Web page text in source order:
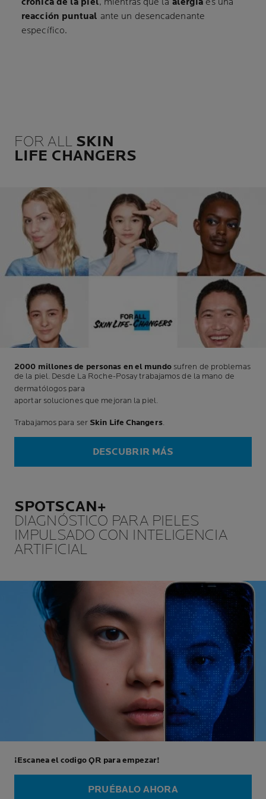
reacción puntual ante un desencadenante
específico.
FOR ALL SKIN
LIFE CHANGERS
2000 millones de personas en el mundosufren de problemas
de la piel. Desde La Roche-Posay trabajamos de la mano de
dermatólogos para
aportar soluciones que mejoran la piel.
Trabajamos para ser Skin Life Changers.
DESCUBRIR MÁS
SPOTSCAN+
DIAGNÓSTICO PARA PIELES
IMPULSADO CON INTELIGENCIA
ARTIFICIAL
¡Escanea el codigo QR para empezar!
PRUÉBALO AHORA